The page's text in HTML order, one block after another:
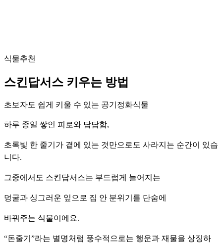
식물추천
스킨답서스 키우는 방법
초보자도 쉽게 키울 수 있는 공기정화식물
하루 종일 쌓인 피로와 답답함,
초록빛 한 줄기가 곁에 있는 것만으로도 사라지는 순간이 있습
니다.
그중에서도 스킨답서스는 부드럽게 늘어지는
덩굴과 싱그러운 잎으로 집 안 분위기를 단숨에
바꿔주는 식물이에요.
“돈줄기”라는 별명처럼 풍수적으로는 행운과 재물을 상징하